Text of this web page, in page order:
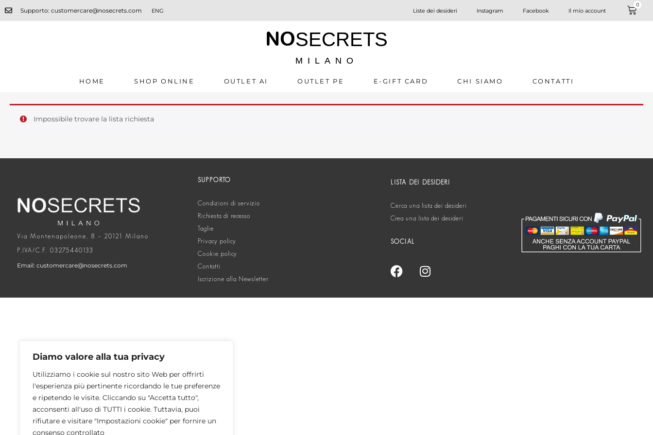
Diamo valore alla tua privacy
Utilizziamo i cookie sul nostro sito Web per offrirti
l'esperienza più pertinente ricordando le tue preferenze
e ripetendo le visite. Cliccando su "Accetta tutto",
acconsenti all'uso di TUTTI i cookie. Tuttavia, puoi
rifiutare e visitare "Impostazioni cookie" per fornire un
consenso controllato
Supporto: customercare@nosecrets.com ENG Liste dei desideri Instagram Facebook Il mio account
0
NOSECRETS
MILANO
HOME SHOP ONLINE OUTLET AI OUTLET PE E-GIFT CARD CHI SIAMO CONTATTI
Impossibile trovare la lista richiesta
Via Montenapoleone, 8 – 20121 Milano
P.IVA/C.F. 03275440133
Email: customercare@nosecrets.com
SUPPORTO
Condizioni di servizio
Richiesta di recesso
Taglie
Privacy policy
Cookie policy
Contatti
Iscrizione alla Newsletter
LISTA DEI DESIDERI
Cerca una lista dei desideri
Crea una lista dei desideri
SOCIAL